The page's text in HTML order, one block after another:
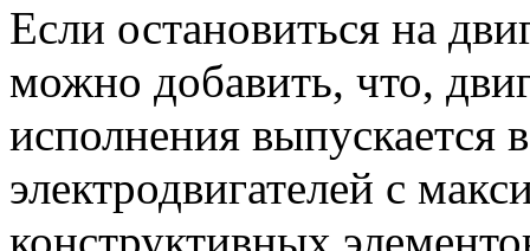
Если остановиться на
можно добавить, что,
исполнения
электродвигателей с
конструктивных